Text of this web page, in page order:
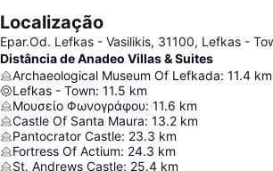
Localização
Epar.Od. Lefkas - Vasilikis, 31100, Lefkas -
Distância de Anadeo Villas & Suites
Archaeological Museum Of Lefkada: 11.4 km
Lefkas - Town: 11.5 km
Μουσείο Φωνογράφου: 11.6 km
Castle Of Santa Maura: 13.2 km
Pantocrator Castle: 23.3 km
Fortress Of Actium: 24.3 km
St. Andrews Castle: 25.4 km